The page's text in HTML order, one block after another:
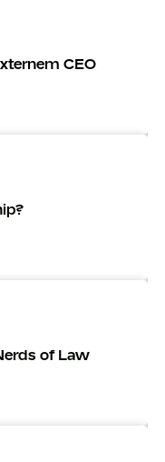
CEO
of Law